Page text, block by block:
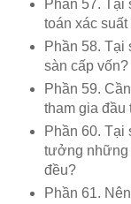
Phần 57. Tại
toán xác
Phần 58. Tại
sàn cấp vốn?
Phần 59.
tham gia đầu
Phần 60. Tại
tưởng những
đều?
Phần 61.